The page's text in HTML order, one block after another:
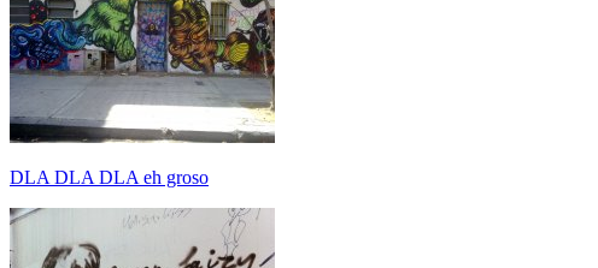
DLA DLA DLA eh groso